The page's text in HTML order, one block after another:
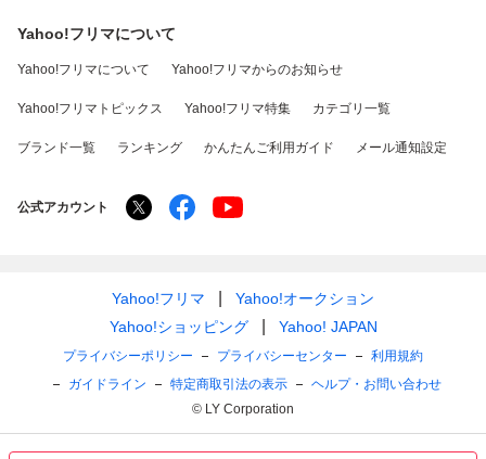
Yahoo!フリマについて
Yahoo!フリマについて Yahoo!フリマからのお知らせ
Yahoo!フリマトピックス Yahoo!フリマ特集 カテゴリ一覧
ブランド一覧 ランキング かんたんご利用ガイド メール通知設定
公式アカウント
Yahoo!フリマ
Yahoo!オークション
Yahoo!ショッピング
Yahoo! JAPAN
プライバシーポリシー プライバシーセンター
利用規約
ガイドライン
特定商取引法の表示
ヘルプ・お問い合わせ
© LY Corporation